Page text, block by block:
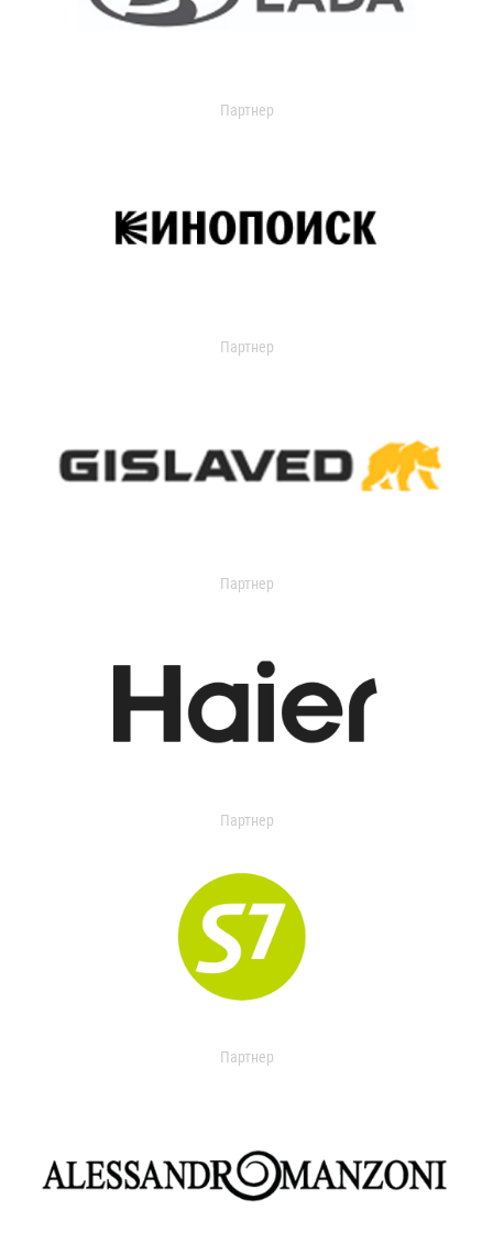
Партнер
Партнер
Партнер
Партнер
Партнер